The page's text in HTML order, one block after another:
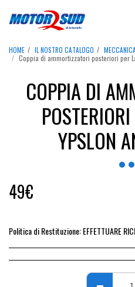
HOME IL NOSTRO CATALOGO MECCANICA
Coppia di ammortizzatori posteriori per
COPPIA DI
YPSLON
49€
Politica di Restituzione:EFFETTUARE RICHIESTA DI RESO ENTRO 14 GIORNI DALL&#039;ACQUISTO DEL RICAMBIO, IL RIMBORSO VIENE EMESSO